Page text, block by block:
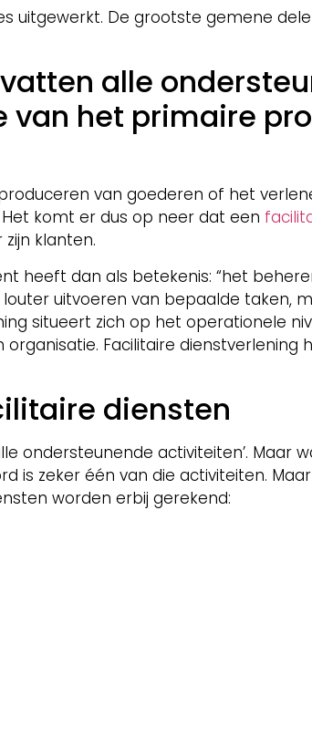
uitgewerkt. De grootste gemene
alle
het primaire
van goederen of het
komt er dus op neer dat een
klanten.
heeft dan als betekenis: “het
uitvoeren van bepaalde taken,
situeert zich op het operationele
Facilitaire dienstverlening
diensten
ondersteunende activiteiten’. Maar
is zeker één van die activiteiten.
worden erbij gerekend: